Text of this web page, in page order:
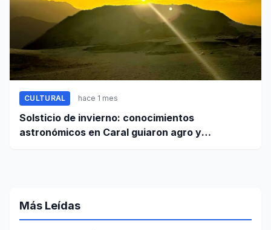
CULTURAL hace 1 mes
Solsticio de invierno: conocimientos
astronómicos en Caral guiaron agro y
Más Leídas